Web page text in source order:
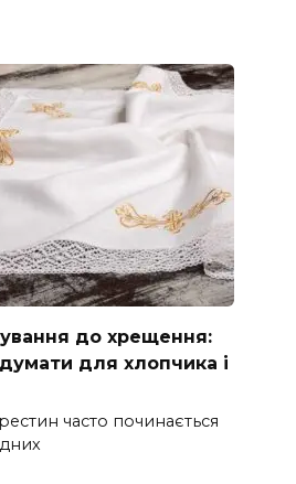
до хрещення:
для хлопчика і
часто починається